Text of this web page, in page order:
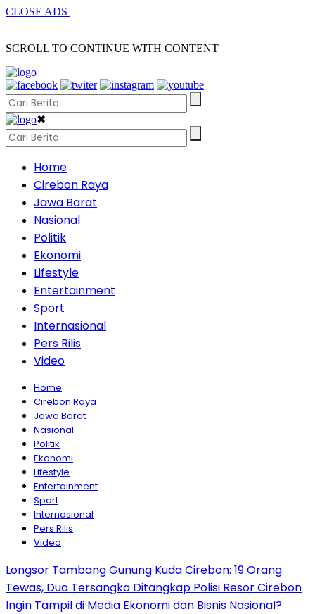
CLOSE ADS
SCROLL TO CONTINUE WITH CONTENT
✖
Home
Cirebon Raya
Jawa Barat
Nasional
Politik
Ekonomi
Lifestyle
Entertainment
Sport
Internasional
Pers Rilis
Video
Home
Cirebon Raya
Jawa Barat
Nasional
Politik
Ekonomi
Lifestyle
Entertainment
Sport
Internasional
Pers Rilis
Video
Longsor Tambang Gunung Kuda Cirebon: 19 Orang
Tewas, Dua Tersangka Ditangkap Polisi Resor Cirebon
Ingin Tampil di Media Ekonomi dan Bisnis Nasional?